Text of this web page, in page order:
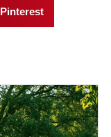
Pinterest